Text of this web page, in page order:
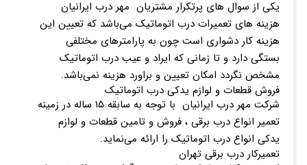
یکی از سوال های پرتکرار مشتریان مهر درب ایرانیان
هزینه های تعمیرات درب اتوماتیک می‌باشد که تعیین این
هزینه کار دشواری است چون به پارامترهای مختلفی
بستگی دارد و تا زمانی که ایراد و عیب درب اتوماتیک
مشخص نگردد امکان تعیین و براورد هزینه نمی‌باشد.
فروش قطعات و لوازم یدکی درب اتوماتیک
شرکت مهر درب ایرانیان با توجه به سابقه ۱۵ ساله در زمینه
تعمیر انواع درب برقی ، فروش و تامین قطعات و لوازم
یدکی انواع درب اتوماتیک را ارائه می‌نماید.
تعمیرکار درب برقی تهران